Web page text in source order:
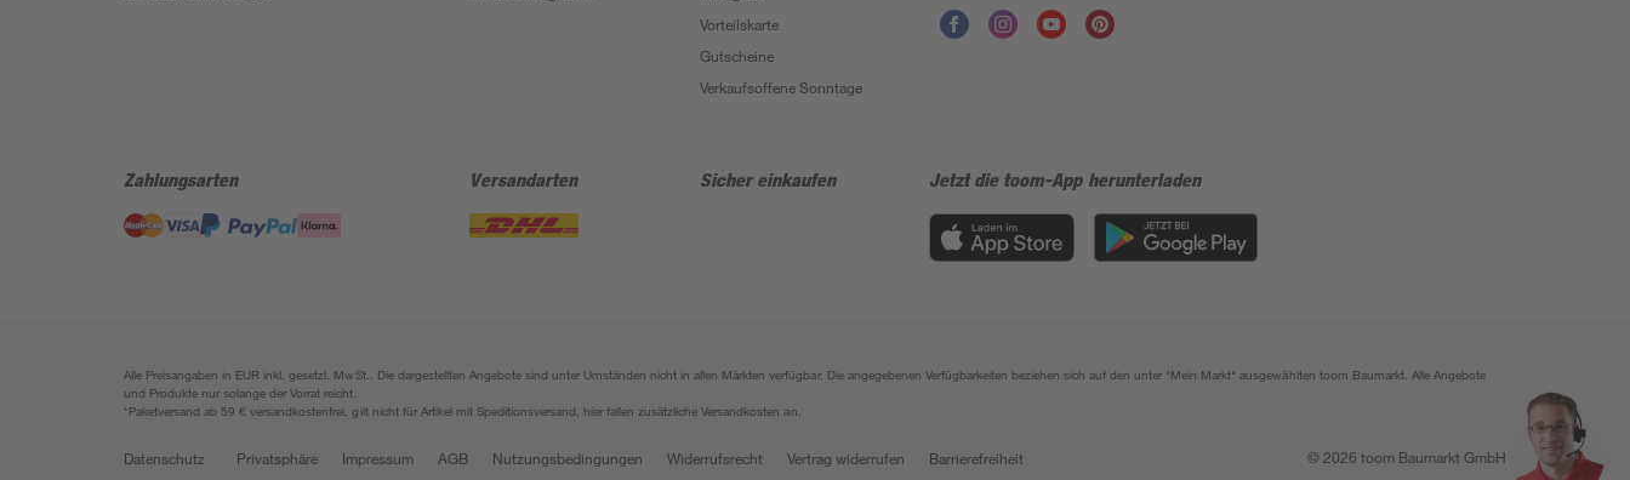
Vorteilskarte
Gutscheine
Verkaufsoffene Sonntage
Zahlungsarten Versandarten Sicher einkaufen Jetzt die toom-App herunterladen
Alle Preisangaben in EUR inkl. gesetzl. MwSt.. Die dargestellten Angebote sind unter Umständen nicht in allen Märkten verfügbar. Die angegebenen Verfügbarkeiten beziehen sich auf den unter "Mein Markt" ausgewählten toom Baumarkt. Alle Angebote
und Produkte nur solange der Vorrat reicht.
*Paketversand ab 59 € versandkostenfrei, gilt nicht für Artikel mit Speditionsversand, hier fallen zusätzliche Versandkosten an.
Datenschutz Privatsphäre Impressum AGB Nutzungsbedingungen Widerrufsrecht Vertrag widerrufen Barrierefreiheit © 2026 toom Baumarkt GmbH